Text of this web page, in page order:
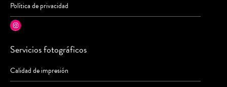
Política de privacidad
Instagram
Servicios fotográficos
Calidad de impresión